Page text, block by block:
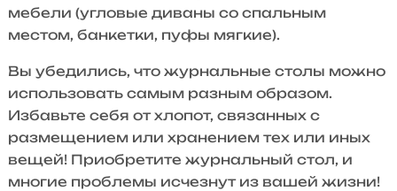
мебели (угловые диваны со спальным
местом, банкетки, пуфы мягкие).
Вы убедились, что журнальные столы можно
использовать самым разным образом.
Избавьте себя от хлопот, связанных с
размещением или хранением тех или иных
вещей! Приобретите журнальный стол, и
многие проблемы исчезнут из вашей жизни!